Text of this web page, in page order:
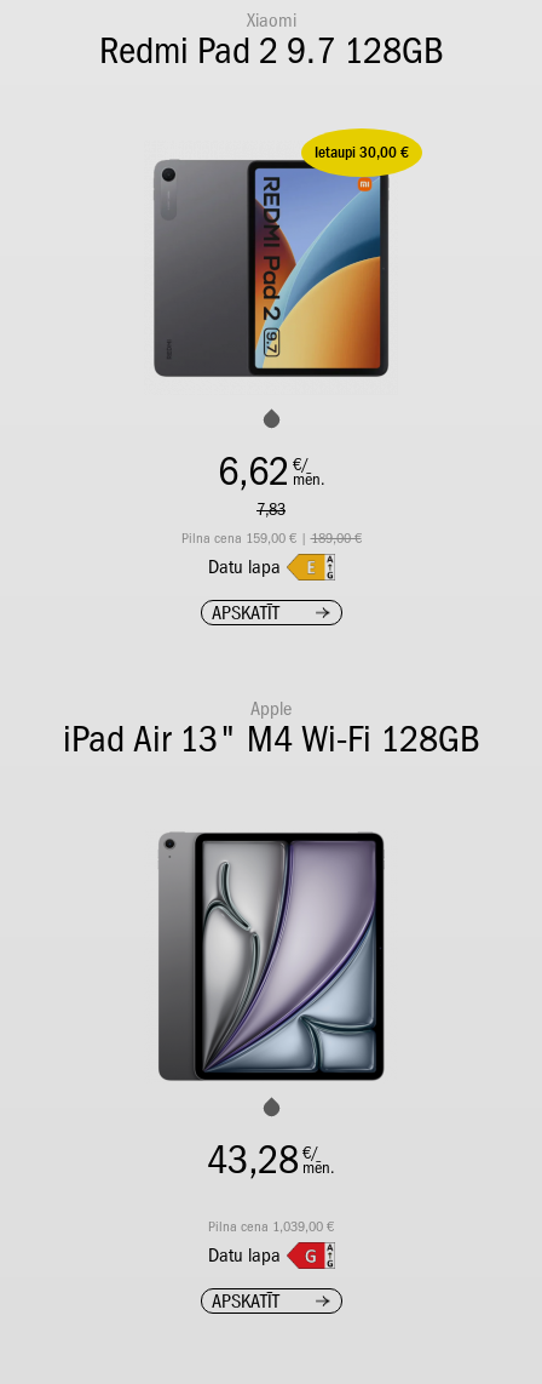
Xiaomi
Redmi Pad 2 9.7 128GB
Ietaupi 30,00 €
6,62 €/
mēn.
7,83
Pilna cena 159,00 € |189,00 €
Datu lapa
APSKATĪT
Apple
iPad Air 13" M4 Wi-Fi 128GB
43,28 €/
mēn.
Pilna cena 1,039,00 €
Datu lapa
APSKATĪT